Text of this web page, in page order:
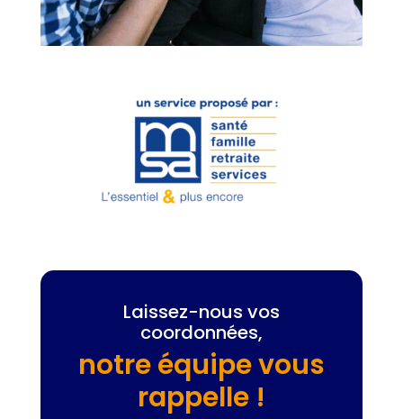
Laissez-nous vos
coordonnées,
notre équipe vous
rappelle !